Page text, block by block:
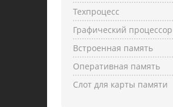
Техпроцесс
Графический процессор
Встроенная память
Оперативная память
Слот для карты памяти